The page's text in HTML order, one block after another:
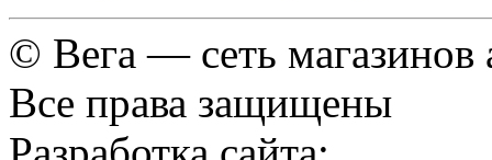
© Вега — сеть магазинов
Все права защищены